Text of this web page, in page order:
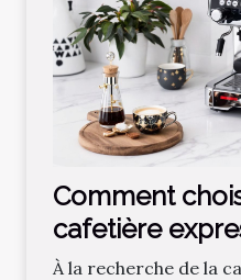
Comment
cafetière
café parfait ?
À la recherche de la